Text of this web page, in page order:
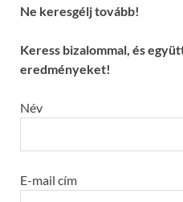
Ne keresgélj tovább!
Keress bizalommal, és
eredményeket!
Név
E-mail cím